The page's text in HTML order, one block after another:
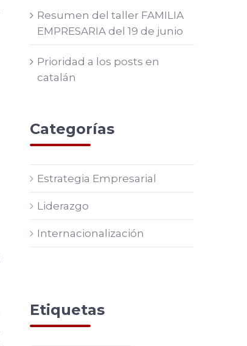
Resumen del taller FAMILIA
EMPRESARIA del 19 de junio
Prioridad a los posts en
catalán
Categorías
Estrategia Empresarial
Liderazgo
Internacionalización
Etiquetas